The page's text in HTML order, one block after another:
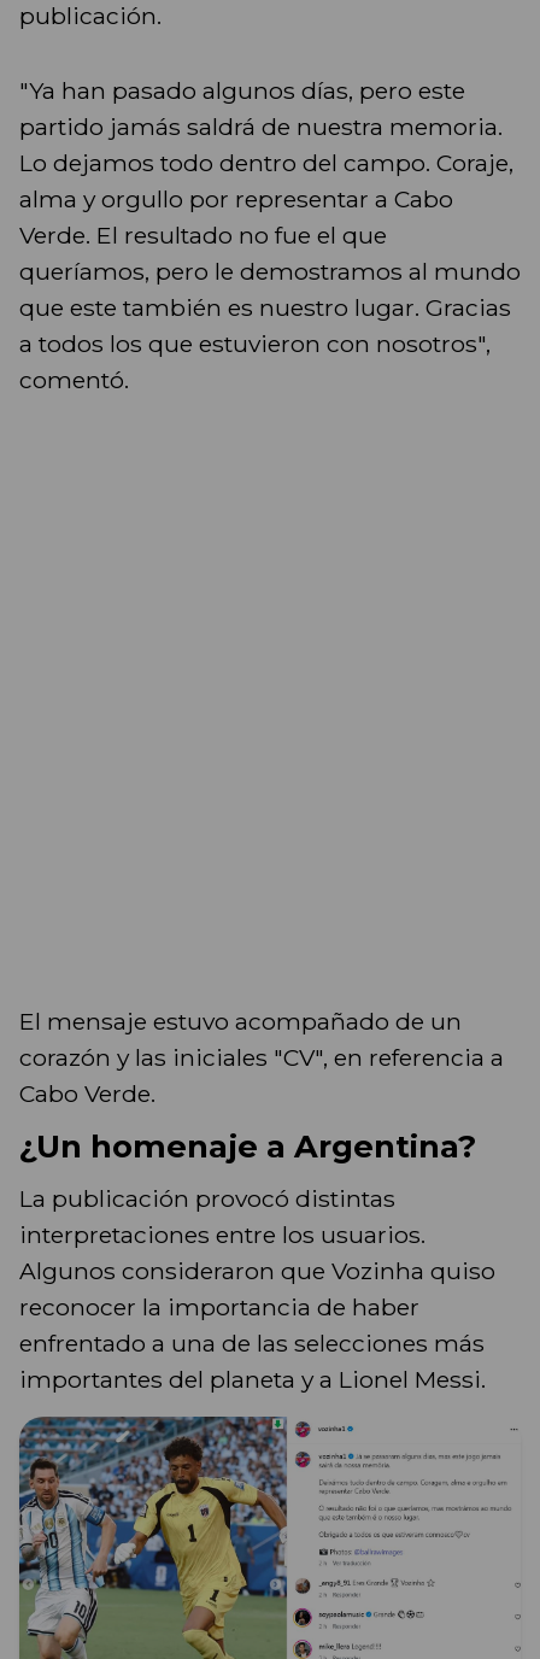
publicación.
"Ya han pasado algunos días, pero este
partido jamás saldrá de nuestra memoria.
Lo dejamos todo dentro del campo. Coraje,
alma y orgullo por representar a Cabo
Verde. El resultado no fue el que
queríamos, pero le demostramos al mundo
que este también es nuestro lugar. Gracias
a todos los que estuvieron con nosotros",
comentó.
El mensaje estuvo acompañado de un
corazón y las iniciales "CV", en referencia a
Cabo Verde.
¿Un homenaje a Argentina?
La publicación provocó distintas
interpretaciones entre los usuarios.
Algunos consideraron que Vozinha quiso
reconocer la importancia de haber
enfrentado a una de las selecciones más
importantes del planeta y a Lionel Messi.